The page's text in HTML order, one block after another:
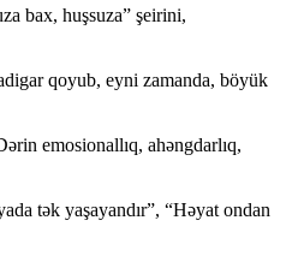
bax, huşsuza” şeirini,
qoyub, eyni zamanda, böyük
emosionallıq, ahəngdarlıq,
tək yaşayandır”, “Həyat ondan